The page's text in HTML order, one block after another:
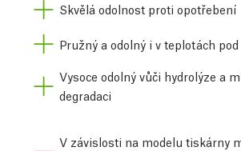
Skvělá odolnost proti opotřebení
Pružný a odolný i v teplotách
Vysoce odolný vůči hydrolýze a
degradaci
V závislosti na modelu tiskárny